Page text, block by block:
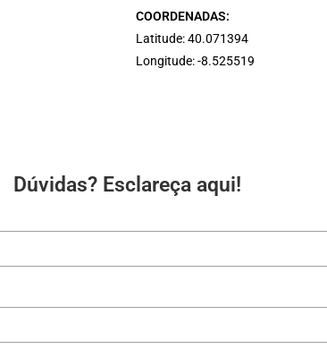
COORDENADAS:
Latitude: 40.071394
Longitude: -8.525519
Dúvidas? Esclareça aqui!